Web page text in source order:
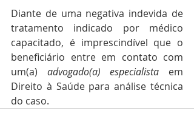
Diante de uma negativa indevida de
tratamento indicado por médico
capacitado, é imprescindível que o
beneficiário entre em contato com
um(a) advogado(a) especialista em
Direito à Saúde para análise técnica
do caso.